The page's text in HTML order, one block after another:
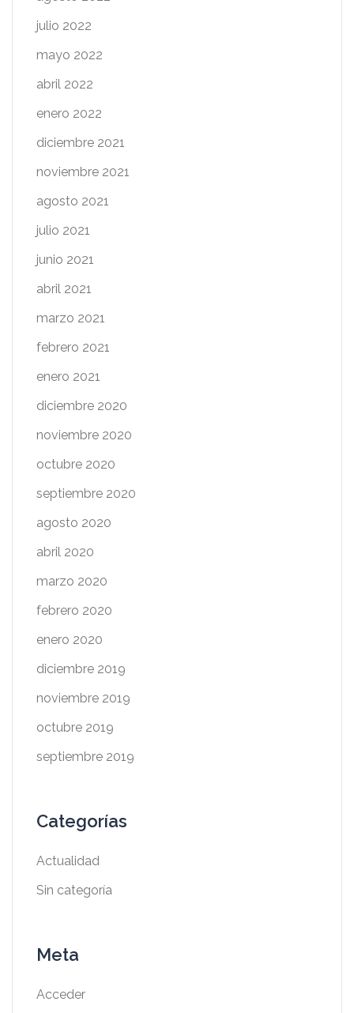
julio 2022
mayo 2022
abril 2022
enero 2022
diciembre 2021
noviembre 2021
agosto 2021
julio 2021
junio 2021
abril 2021
marzo 2021
febrero 2021
enero 2021
diciembre 2020
noviembre 2020
octubre 2020
septiembre 2020
agosto 2020
abril 2020
marzo 2020
febrero 2020
enero 2020
diciembre 2019
noviembre 2019
octubre 2019
septiembre 2019
Categorías
Actualidad
Sin categoría
Meta
Acceder